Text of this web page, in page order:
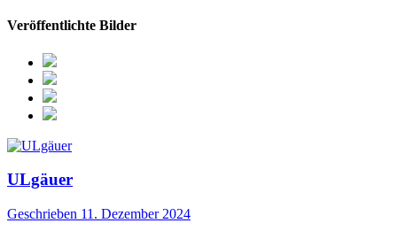
Veröffentlichte Bilder
ULgäuer
Geschrieben 11. Dezember 2024